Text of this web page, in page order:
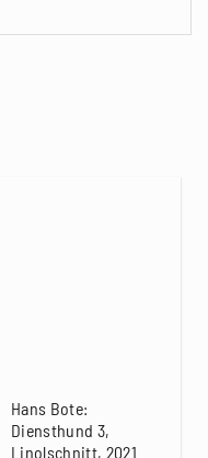
Hans Bote:
Diensthund 3,
Linolschnitt, 2021